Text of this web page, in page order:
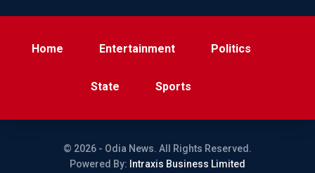
Home Entertainment Politics
State Sports
© 2026 - Odia News. All Rights Reserved.
Powered By: Intraxis Business Limited